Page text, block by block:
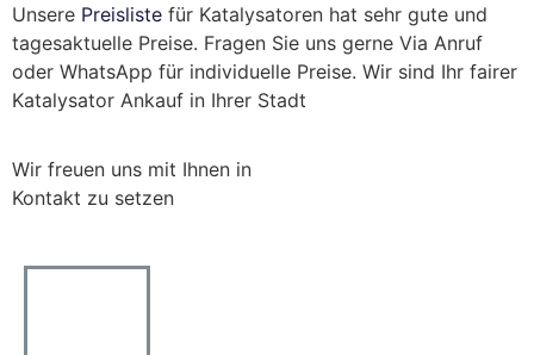
Unsere Preisliste für Katalysatoren hat sehr gute und
tagesaktuelle Preise. Fragen Sie uns gerne Via Anruf
oder WhatsApp für individuelle Preise. Wir sind Ihr fairer
Katalysator Ankauf in Ihrer Stadt
Wir freuen uns mit Ihnen in
Kontakt zu setzen